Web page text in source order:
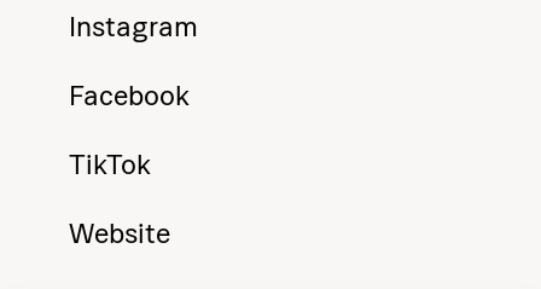
Instagram
Facebook
TikTok
Website